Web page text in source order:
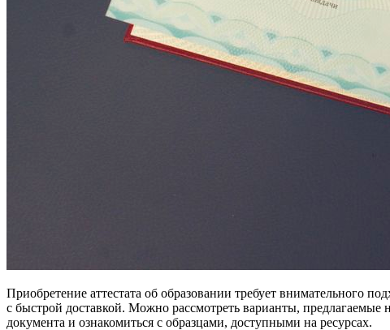
Приобретение аттестата об образовании требует внимательного
с быстрой доставкой. Можно рассмотреть варианты, предлагаемые
документа и ознакомиться с образцами, доступными на ресурсах.